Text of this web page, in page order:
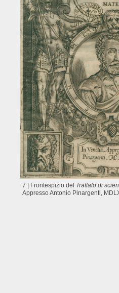
7 | Frontespizio del Trattato di
Appresso Antonio Pinargenti,